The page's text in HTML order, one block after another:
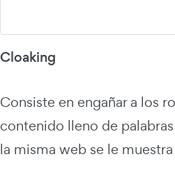
Cloaking
Consiste en engañar a los
contenido lleno de
la misma web se le